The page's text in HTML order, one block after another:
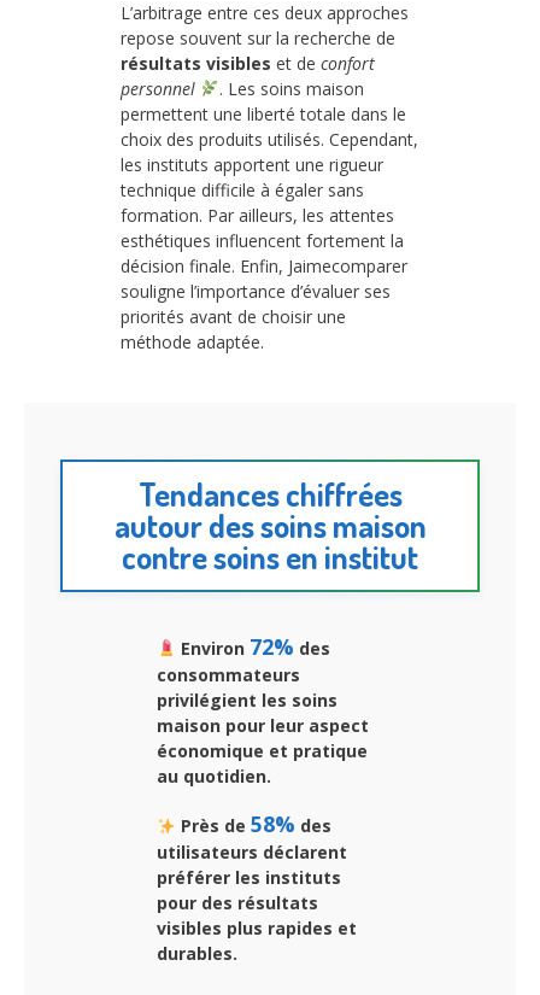
L’arbitrage entre ces deux approches
repose souvent sur la recherche de
résultats visibles et de confort
personnel
. Les soins maison
permettent une liberté totale dans le
choix des produits utilisés. Cependant,
les instituts apportent une rigueur
technique difficile à égaler sans
formation. Par ailleurs, les attentes
esthétiques influencent fortement la
décision finale. Enfin, Jaimecomparer
souligne l’importance d’évaluer ses
priorités avant de choisir une
méthode adaptée.
Tendances chiffrées
autour des soins maison
contre soins en institut
Environ 72% des
consommateurs
privilégient les soins
maison pour leur aspect
économique et pratique
au quotidien.
Près de 58% des
utilisateurs déclarent
préférer les instituts
pour des résultats
visibles plus rapides et
durables.